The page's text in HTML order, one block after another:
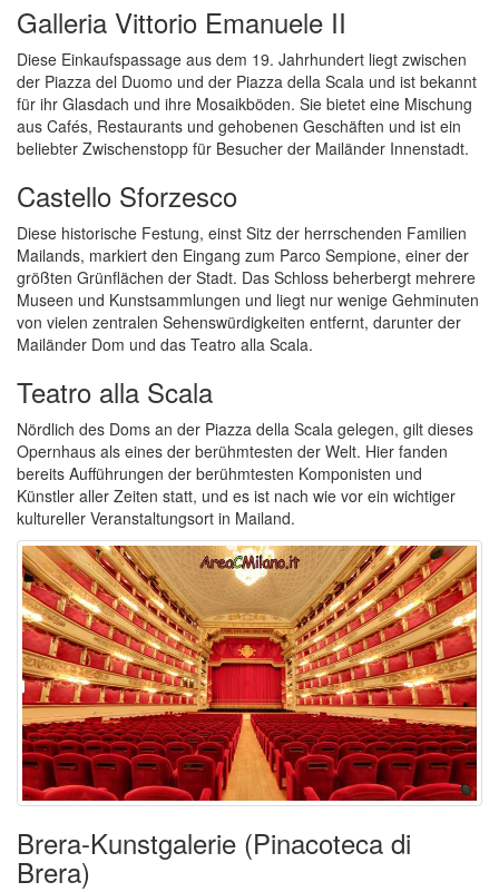
Galleria Vittorio Emanuele II
Diese Einkaufspassage aus dem 19. Jahrhundert liegt zwischen
der Piazza del Duomo und der Piazza della Scala und ist bekannt
für ihr Glasdach und ihre Mosaikböden. Sie bietet eine Mischung
aus Cafés, Restaurants und gehobenen Geschäften und ist ein
beliebter Zwischenstopp für Besucher der Mailänder Innenstadt.
Castello Sforzesco
Diese historische Festung, einst Sitz der herrschenden Familien
Mailands, markiert den Eingang zum Parco Sempione, einer der
größten Grünflächen der Stadt. Das Schloss beherbergt mehrere
Museen und Kunstsammlungen und liegt nur wenige Gehminuten
von vielen zentralen Sehenswürdigkeiten entfernt, darunter der
Mailänder Dom und das Teatro alla Scala.
Teatro alla Scala
Nördlich des Doms an der Piazza della Scala gelegen, gilt dieses
Opernhaus als eines der berühmtesten der Welt. Hier fanden
bereits Aufführungen der berühmtesten Komponisten und
Künstler aller Zeiten statt, und es ist nach wie vor ein wichtiger
kultureller Veranstaltungsort in Mailand.
Brera-Kunstgalerie (Pinacoteca di
Brera)